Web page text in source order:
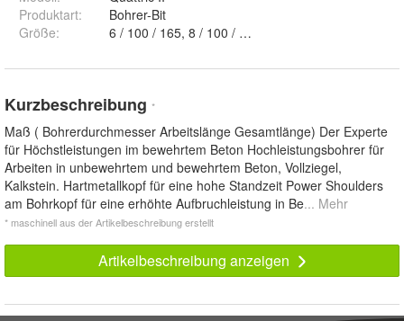
Produktart:
Bohrer-Bit
Größe:
Kurzbeschreibung *
Maß ( Bohrerdurchmesser Arbeitslänge Gesamtlänge) Der Experte
für Höchstleistungen im bewehrtem Beton Hochleistungsbohrer für
Arbeiten in unbewehrtem und bewehrtem Beton, Vollziegel,
Kalkstein. Hartmetallkopf für eine hohe Standzeit Power Shoulders
am Bohrkopf für eine erhöhte Aufbruchleistung in Be... Mehr
* maschinell aus der Artikelbeschreibung erstellt
Artikelbeschreibung anzeigen